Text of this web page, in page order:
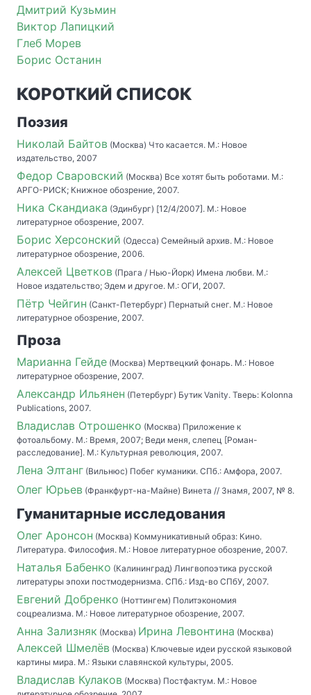
Дмитрий Кузьмин
Виктор Лапицкий
Глеб Морев
Борис Останин
КОРОТКИЙ СПИСОК
Поэзия
Николай Байтов (Москва) Что касается. М.: Новое
издательство, 2007
Федор Сваровский (Москва) Все хотят быть роботами. М.:
АРГО-РИСК; Книжное обозрение, 2007.
Ника Скандиака (Эдинбург) [12/4/2007]. М.: Новое
литературное обозрение, 2007.
Борис Херсонский (Одесса) Семейный архив. М.: Новое
литературное обозрение, 2006.
Алексей Цветков (Прага / Нью-Йорк) Имена любви. М.:
Новое издательство; Эдем и другое. М.: ОГИ, 2007.
Пётр Чейгин (Санкт-Петербург) Пернатый снег. М.: Новое
литературное обозрение, 2007.
Проза
Марианна Гейде (Москва) Мертвецкий фонарь. М.: Новое
литературное обозрение, 2007.
Александр Ильянен (Петербург) Бутик Vanity. Тверь: Kolonna
Publications, 2007.
Владислав Отрошенко (Москва) Приложение к
фотоальбому. М.: Время, 2007; Веди меня, слепец [Роман-
расследование]. М.: Культурная революция, 2007.
Лена Элтанг (Вильнюс) Побег куманики. СПб.: Амфора, 2007.
Олег Юрьев (Франкфурт-на-Майне) Винета // Знамя, 2007, № 8.
Гуманитарные исследования
Олег Аронсон (Москва) Коммуникативный образ: Кино.
Литература. Философия. М.: Новое литературное обозрение, 2007.
Наталья Бабенко (Калининград) Лингвопоэтика русской
литературы эпохи постмодернизма. СПб.: Изд-во СПбУ, 2007.
Евгений Добренко (Ноттингем) Политэкономия
соцреализма. М.: Новое литературное обозрение, 2007.
Анна Зализняк (Москва) Ирина Левонтина (Москва)
Алексей Шмелёв (Москва) Ключевые идеи русской языковой
картины мира. М.: Языки славянской культуры, 2005.
Владислав Кулаков (Москва) Постфактум. М.: Новое